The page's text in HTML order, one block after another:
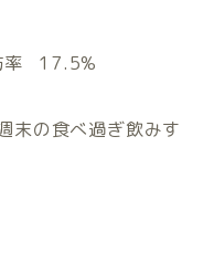
17.5%
末の食べ過ぎ飲みす